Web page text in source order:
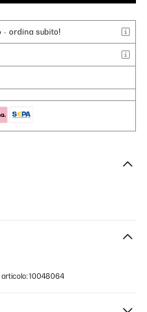
- ordina subito!
articolo: 10048064